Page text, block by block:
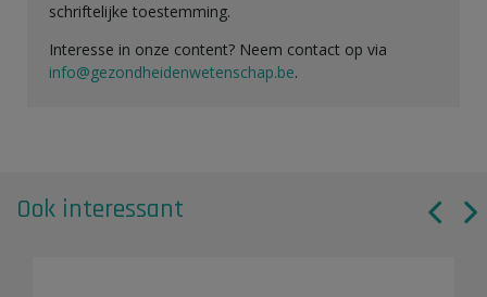
schriftelijke toestemming.
Interesse in onze content? Neem contact op via
info@gezondheidenwetenschap.be.
Ook interessant